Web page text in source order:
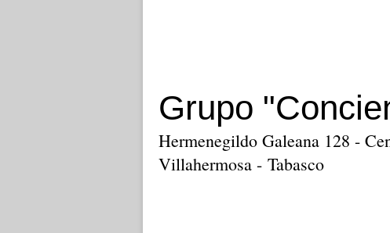
Grupo
Hermenegildo Galeana 128 -
Villahermosa - Tabasco